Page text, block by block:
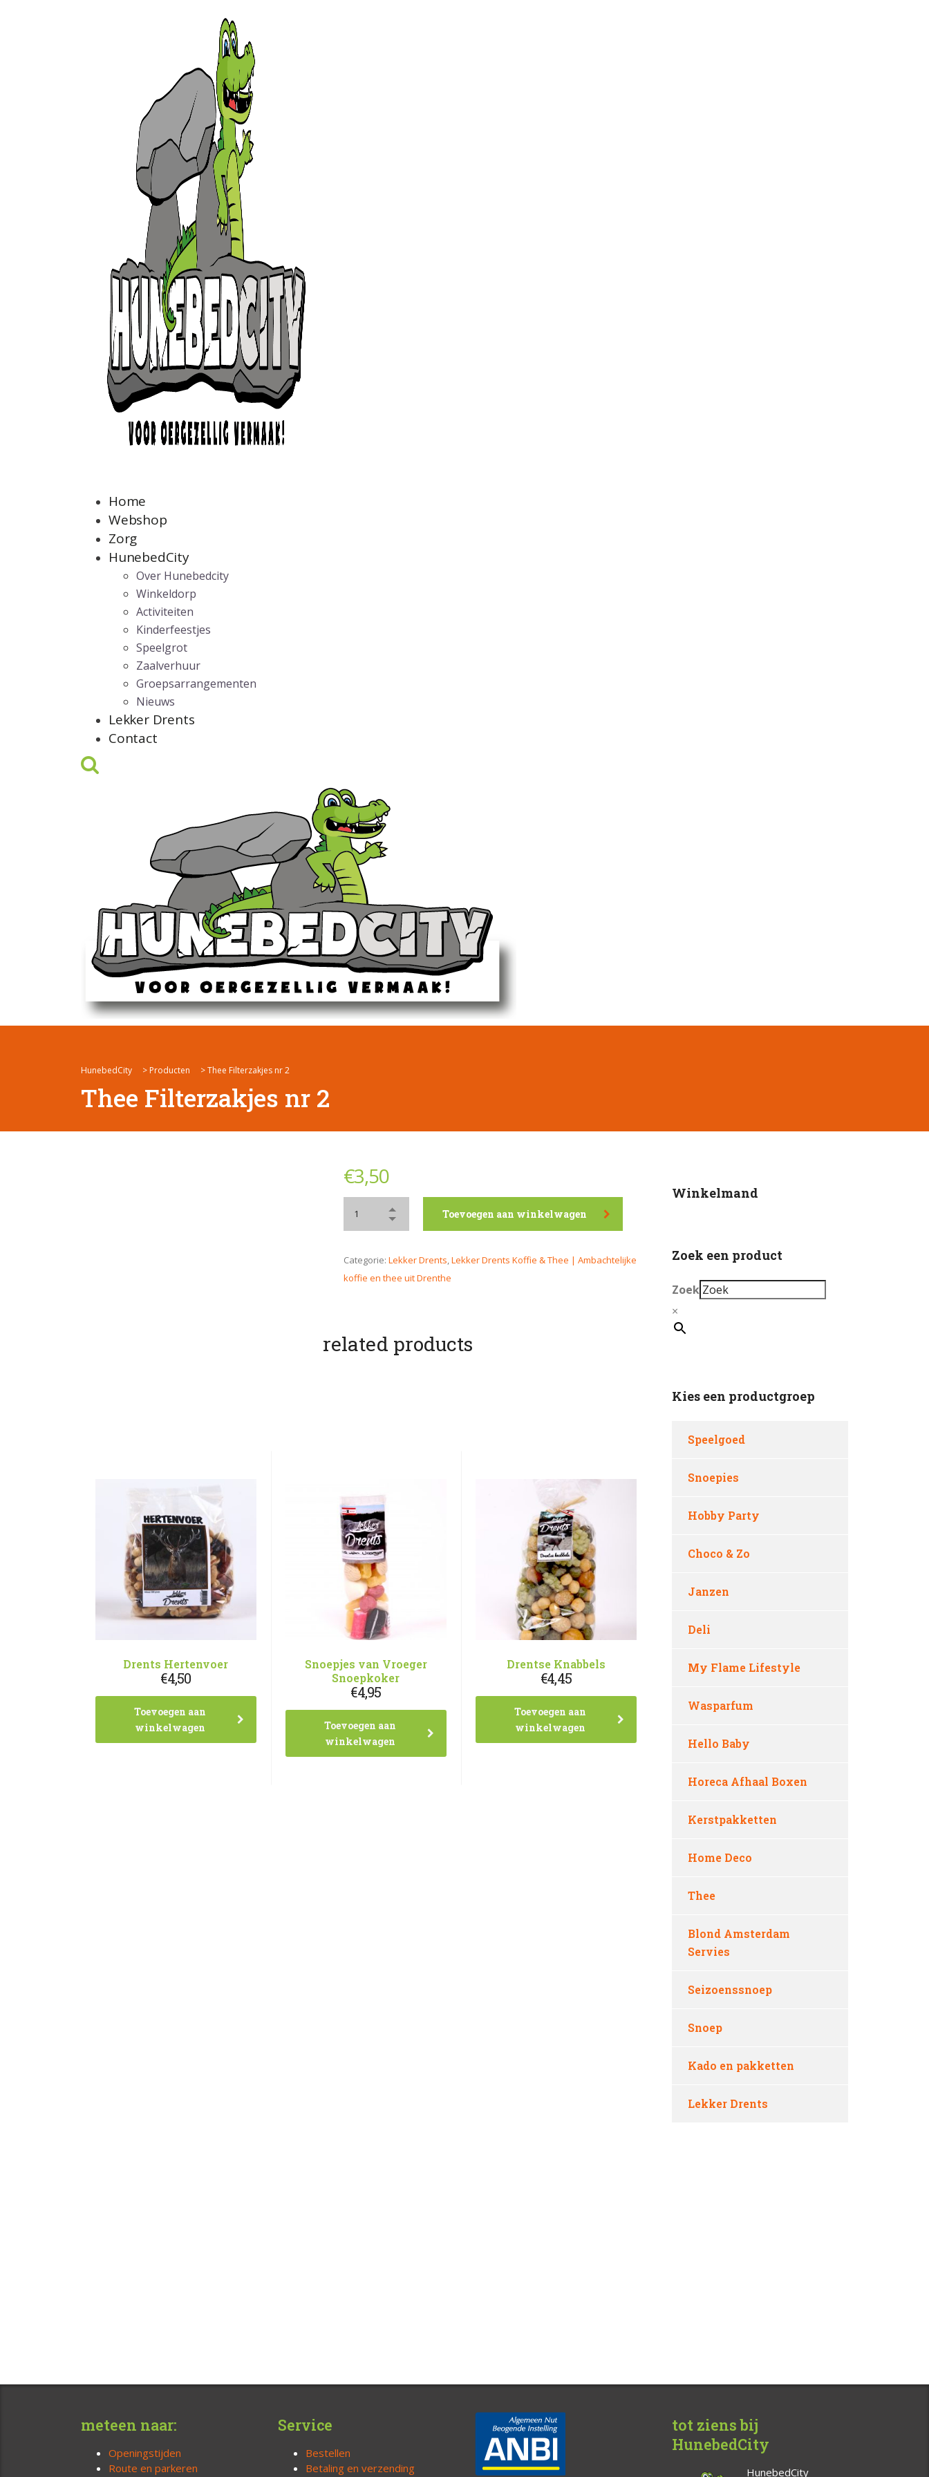
Home
Webshop
Zorg
HunebedCity
Over Hunebedcity
Winkeldorp
Activiteiten
Kinderfeestjes
Speelgrot
Zaalverhuur
Groepsarrangementen
Nieuws
Lekker Drents
Contact
HunebedCity > Producten >Thee Filterzakjes nr 2
Thee Filterzakjes nr 2
€3,50
Toevoegen aan winkelwagen
Categorie: Lekker Drents,Lekker Drents Koffie & Thee | Ambachtelijke
koffie en thee uit Drenthe
related products
Drents Hertenvoer
€4,50
Toevoegen aan
winkelwagen
Snoepjes van Vroeger
Snoepkoker
€4,95
Toevoegen aan
winkelwagen
Drentse Knabbels
€4,45
Toevoegen aan
winkelwagen
Winkelmand
Zoek een product
Zoek
×
Kies een productgroep
Speelgoed
Snoepies
Hobby Party
Choco & Zo
Janzen
Deli
My Flame Lifestyle
Wasparfum
Hello Baby
Horeca Afhaal Boxen
Kerstpakketten
Home Deco
Thee
Blond Amsterdam
Servies
Seizoenssnoep
Snoep
Kado en pakketten
Lekker Drents
meteen naar:
Openingstijden
Route en parkeren
Service
Bestellen
Betaling en verzending
tot ziens bij
HunebedCity
HunebedCity